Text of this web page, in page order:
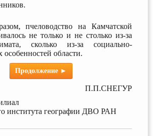
пчеловодство на Камчатской
не только и не столько из-за
сколько из-за социально-
особенностей области.
Продолжение ►
П.П.СНЕГУР
института географии ДВО РАН